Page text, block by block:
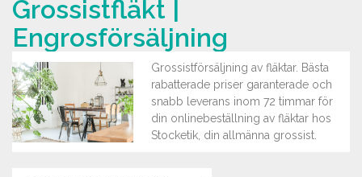
Grossistfläkt |
Engrosförsäljning
Grossistförsäljning av fläktar. Bästa
rabatterade priser garanterade och
snabb leverans inom 72 timmar för
din onlinebeställning av fläktar hos
Stocketik, din allmänna grossist.